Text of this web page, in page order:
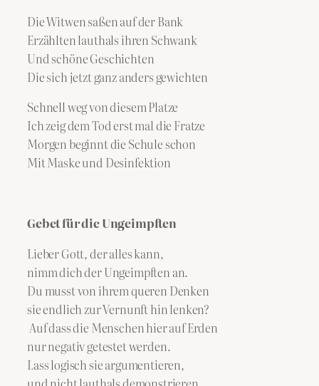
Die Witwen saßen auf der Bank
Erzählten lauthals ihren Schwank
Und schöne Geschichten
Die sich jetzt ganz anders gewichten
Schnell weg von diesem Platze
Ich zeig dem Tod erst mal die Fratze
Morgen beginnt die Schule schon
Mit Maske und Desinfektion
Gebet für die Ungeimpften
Lieber Gott, der alles kann,
nimm dich der Ungeimpften an.
Du musst von ihrem queren Denken
sie endlich zur Vernunft hin lenken?
Auf dass die Menschen hier auf Erden
nur negativ getestet werden.
Lass logisch sie argumentieren,